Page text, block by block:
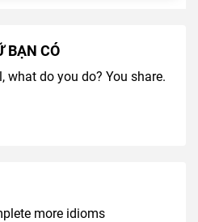
BẠN CÓ
what do you do? You share.
more idioms